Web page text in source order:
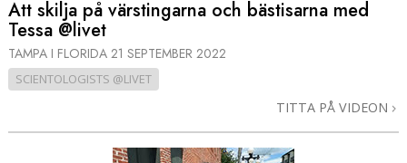
Att skilja på värstingarna och bästisarna med
Tessa @livet
TAMPA I FLORIDA 21 SEPTEMBER 2022
SCIENTOLOGISTS @LIVET
TITTA PÅ VIDEON